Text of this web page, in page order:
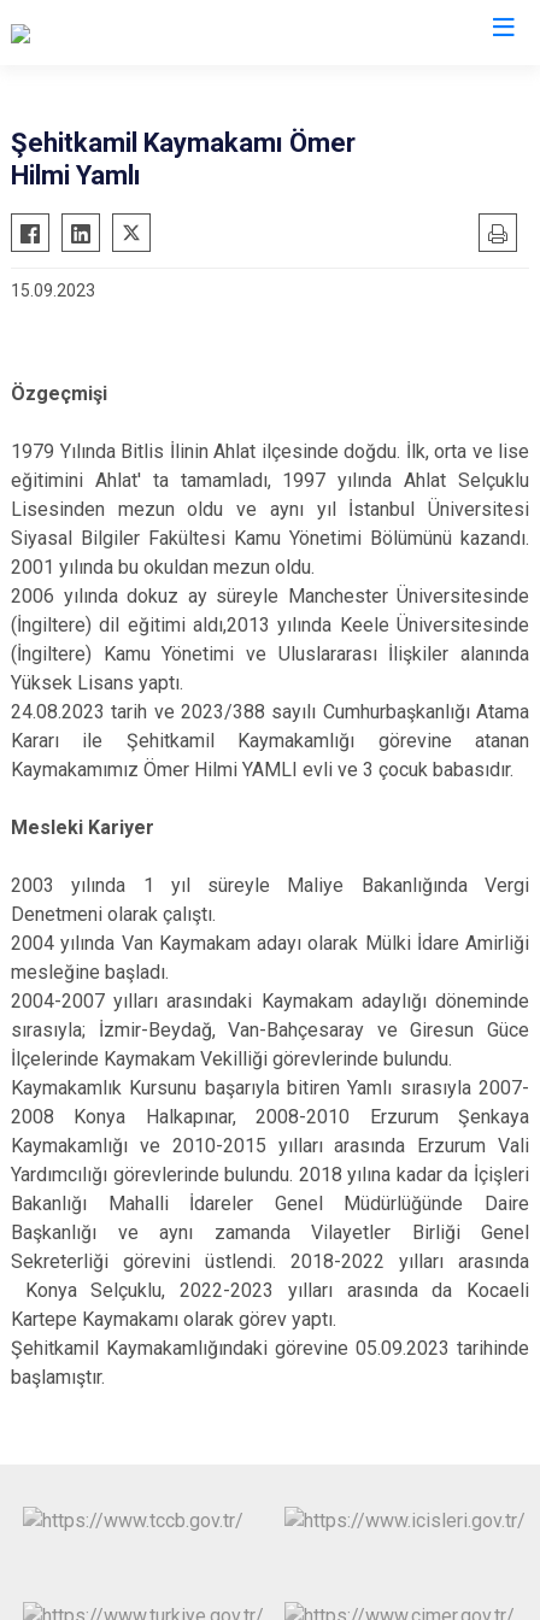
Şehitkamil Kaymakamı Ömer
Hilmi Yamlı
15.09.2023
Özgeçmişi
1979 Yılında Bitlis İlinin Ahlat ilçesinde doğdu. İlk, orta ve lise
eğitimini Ahlat' ta tamamladı, 1997 yılında Ahlat Selçuklu
Lisesinden mezun oldu ve aynı yıl İstanbul Üniversitesi
Siyasal Bilgiler Fakültesi Kamu Yönetimi Bölümünü kazandı.
2001 yılında bu okuldan mezun oldu.
2006 yılında dokuz ay süreyle Manchester Üniversitesinde
(İngiltere) dil eğitimi aldı,2013 yılında Keele Üniversitesinde
(İngiltere) Kamu Yönetimi ve Uluslararası İlişkiler alanında
Yüksek Lisans yaptı.
24.08.2023 tarih ve 2023/388 sayılı Cumhurbaşkanlığı Atama
Kararı ile Şehitkamil Kaymakamlığı görevine atanan
Kaymakamımız Ömer Hilmi YAMLI evli ve 3 çocuk babasıdır.
Mesleki Kariyer
2003 yılında 1 yıl süreyle Maliye Bakanlığında Vergi
Denetmeni olarak çalıştı.
2004 yılında Van Kaymakam adayı olarak Mülki İdare Amirliği
mesleğine başladı.
2004-2007 yılları arasındaki Kaymakam adaylığı döneminde
sırasıyla; İzmir-Beydağ, Van-Bahçesaray ve Giresun Güce
İlçelerinde Kaymakam Vekilliği görevlerinde bulundu.
Kaymakamlık Kursunu başarıyla bitiren Yamlı sırasıyla 2007-
2008 Konya Halkapınar, 2008-2010 Erzurum Şenkaya
Kaymakamlığı ve 2010-2015 yılları arasında Erzurum Vali
Yardımcılığı görevlerinde bulundu. 2018 yılına kadar da İçişleri
Bakanlığı Mahalli İdareler Genel Müdürlüğünde Daire
Başkanlığı ve aynı zamanda Vilayetler Birliği Genel
Sekreterliği görevini üstlendi. 2018-2022 yılları arasında
Konya Selçuklu, 2022-2023 yılları arasında da Kocaeli
Kartepe Kaymakamı olarak görev yaptı.
Şehitkamil Kaymakamlığındaki görevine 05.09.2023 tarihinde
başlamıştır.